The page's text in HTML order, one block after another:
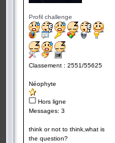
Profil challenge
Classement : 2551/55625
Néophyte
Hors ligne
Messages: 3
think or not to think,what is
the question?